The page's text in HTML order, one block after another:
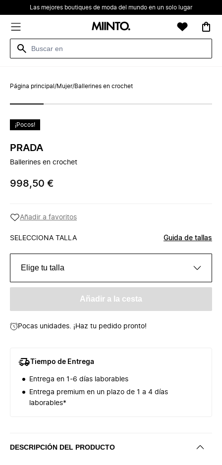
Las mejores boutiques de moda del mundo en un solo lugar
Página principal /Mujer/Ballerines en crochet
¡Pocos!
PRADA
Ballerines en crochet
998,50 €
Añadir a favoritos
SELECCIONA TALLA Guida de tallas
Elige tu talla
Añadir a la cesta
Pocas unidades. ¡Haz tu pedido pronto!
Tiempo de Entrega
Entrega en 1-6 días laborables
Entrega premium en un plazo de 1 a 4 días
laborables*
DESCRIPCIÓN DEL PRODUCTO